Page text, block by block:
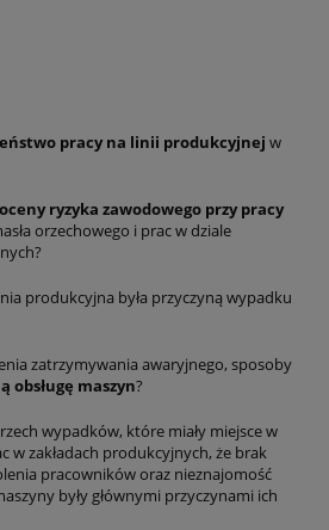
pracy na linii produkcyjnej w
oceny ryzyka zawodowego przy pracy
orzechowego i prac w dziale
produkcyjna była przyczyną wypadku
zatrzymywania awaryjnego, sposoby
obsługę maszyn?
wypadków, które miały miejsce w
w zakładach produkcyjnych, że brak
pracowników oraz nieznajomość
były głównymi przyczynami ich